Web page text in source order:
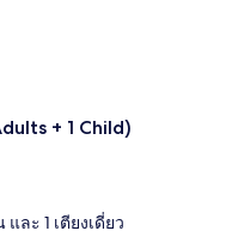
+ 1 Child)
ละ 1 เตียงเดี่ยว